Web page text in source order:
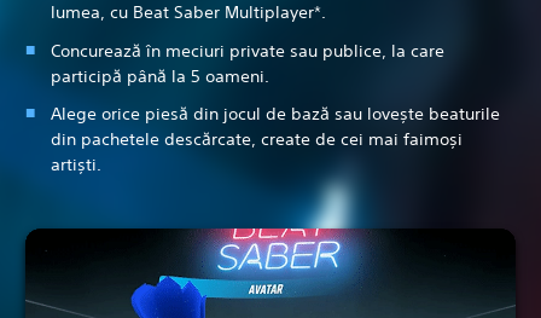
lumea, cu Beat Saber Multiplayer*.
Concurează în meciuri private sau publice, la care
participă până la 5 oameni.
Alege orice piesă din jocul de bază sau lovește beaturile
din pachetele descărcate, create de cei mai faimoși
artiști.